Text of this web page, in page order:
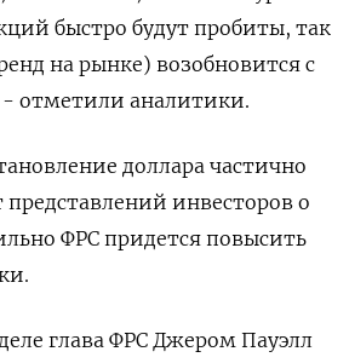
быстро будут пробиты, так
на рынке) возобновится с
отметили аналитики.
доллара частично
представлений инвесторов о
ФРС придется повысить
глава ФРС Джером Пауэлл